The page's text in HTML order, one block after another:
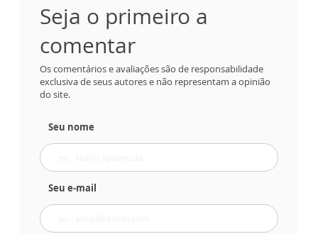
Seja o primeiro a
comentar
Os comentários e avaliações são de responsabilidade
exclusiva de seus autores e não representam a opinião
do site.
Seu nome
Seu e-mail